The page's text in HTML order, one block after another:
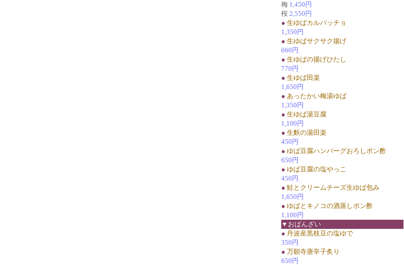
梅 1,450円
桜 2,550円
● 生ゆばカルパッチョ
1,350円
● 生ゆばサクサク揚げ
660円
● 生ゆばの揚げひたし
770円
● 生ゆば田楽
1,650円
● あったかい梅湯ゆば
1,350円
● 生ゆば湯豆腐
1,100円
● 生麩の湯田楽
450円
● ゆば豆腐ハンバーグおろしポン酢
650円
● ゆば豆腐の塩やっこ
450円
● 鮭とクリームチーズ生ゆば包み
1,650円
● ゆばとキノコの酒蒸しポン酢
1,100円
▼おばんざい
● 丹波産黒枝豆の塩ゆで
350円
● 万願寺唐辛子炙り
650円